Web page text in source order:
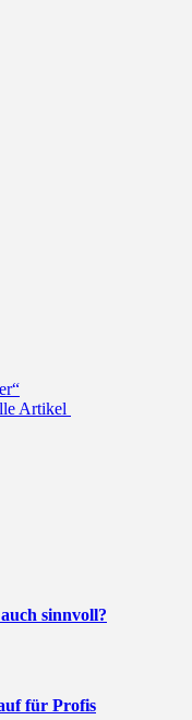
Artikel
sinnvoll?
für Profis